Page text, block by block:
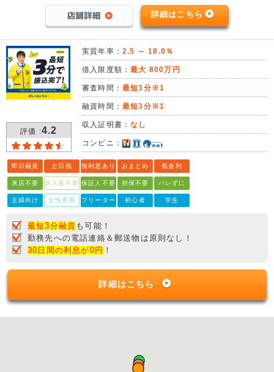
詳細はこちら
評価 :4.2
実質年率： 2.5 ～ 18.0％
借入限度額：最大 800万円
審査時間： 最短3分※1
融資時間： 最短3分※1
収入証明書：なし
コンビニ：
即日融資 土日祝 無利息あり おまとめ 低金利
来店不要 収入書不要 保証人不要 担保不要 バレずに
主婦向け 女性専用 フリーター 初心者 学生
最短3分融資 も可能！
勤務先への電話連絡＆郵送物は原則なし！
30日間の利息が0円 ！
詳細はこちら